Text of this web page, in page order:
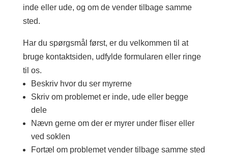
inde eller ude, og om de vender tilbage samme
sted.
Har du spørgsmål først, er du velkommen til at
bruge kontaktsiden, udfylde formularen eller ringe
til os.
Beskriv hvor du ser myrerne
Skriv om problemet er inde, ude eller begge
dele
Nævn gerne om der er myrer under fliser eller
ved soklen
Fortæl om problemet vender tilbage samme sted